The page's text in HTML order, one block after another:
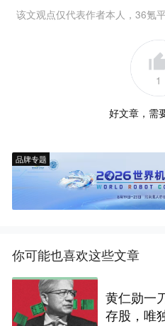
该文观点仅代表作者本人，36氪
1
好文章，需
品牌专题
你可能也喜欢这些文章
黄仁勋一
存股，唯